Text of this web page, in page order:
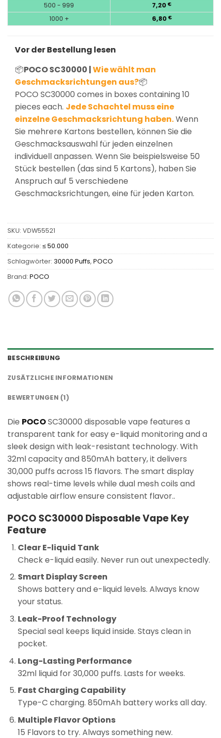
500 - 999 7,20 €
1000 + 6,80 €
Vor der Bestellung lesen
📦POCO SC30000 |Wie wählt man
Geschmacksrichtungen aus?📦
POCO SC30000 comes in boxes containing 10
pieces each. Jede Schachtel muss eine
einzelne Geschmacksrichtung haben.Wenn
Sie mehrere Kartons bestellen, können Sie die
Geschmacksauswahl für jeden einzelnen
individuell anpassen. Wenn Sie beispielsweise 50
Stück bestellen (das sind 5 Kartons), haben Sie
Anspruch auf 5 verschiedene
Geschmacksrichtungen, eine für jeden Karton.
SKU: VDW55521
Kategorie: ≤ 50.000
Schlagwörter: 30000 Puffs, POCO
Brand: POCO
BESCHREIBUNG
ZUSÄTZLICHE INFORMATIONEN
BEWERTUNGEN (1)
Die POCOSC30000 disposable vape features a
transparent tank for easy e-liquid monitoring and a
sleek design with leak-resistant technology. With
32ml capacity and 850mAh battery, it delivers
30,000 puffs across 15 flavors. The smart display
shows real-time levels while dual mesh coils and
adjustable airflow ensure consistent flavor..
POCO SC30000 Disposable Vape Key
Feature
Clear E-liquid Tank
Check e-liquid easily. Never run out unexpectedly.
Smart Display Screen
Shows battery and e-liquid levels. Always know
your status.
Leak-Proof Technology
Special seal keeps liquid inside. Stays clean in
pocket.
Long-Lasting Performance
32ml liquid for 30,000 puffs. Lasts for weeks.
Fast Charging Capability
Type-C charging. 850mAh battery works all day.
Multiple Flavor Options
15 Flavors to try. Always something new.